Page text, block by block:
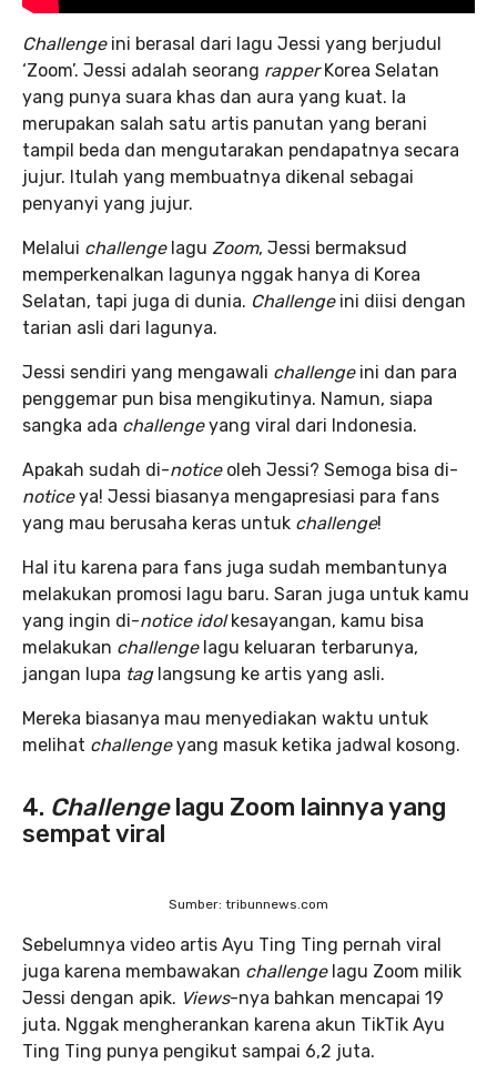
Challengeini berasal dari lagu Jessi yang berjudul
‘Zoom’. Jessi adalah seorang rapperKorea Selatan
yang punya suara khas dan aura yang kuat. Ia
merupakan salah satu artis panutan yang berani
tampil beda dan mengutarakan pendapatnya secara
jujur. Itulah yang membuatnya dikenal sebagai
penyanyi yang jujur.
Melalui challengelagu Zoom, Jessi bermaksud
memperkenalkan lagunya nggak hanya di Korea
Selatan, tapi juga di dunia. Challengeini diisi dengan
tarian asli dari lagunya.
Jessi sendiri yang mengawali challengeini dan para
penggemar pun bisa mengikutinya. Namun, siapa
sangka ada challengeyang viral dari Indonesia.
Apakah sudah di-noticeoleh Jessi? Semoga bisa di-
noticeya! Jessi biasanya mengapresiasi para fans
yang mau berusaha keras untuk challenge!
Hal itu karena para fans juga sudah membantunya
melakukan promosi lagu baru. Saran juga untuk kamu
yang ingin di-notice idolkesayangan, kamu bisa
melakukan challengelagu keluaran terbarunya,
jangan lupa taglangsung ke artis yang asli.
Mereka biasanya mau menyediakan waktu untuk
melihat challengeyang masuk ketika jadwal kosong.
4. Challengelagu Zoom lainnya yang
sempat viral
Sumber: tribunnews.com
Sebelumnya video artis Ayu Ting Ting pernah viral
juga karena membawakan challengelagu Zoom milik
Jessi dengan apik. Views-nya bahkan mencapai 19
juta. Nggak mengherankan karena akun TikTik Ayu
Ting Ting punya pengikut sampai 6,2 juta.